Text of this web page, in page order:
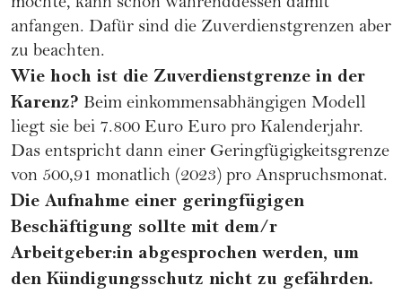
möchte, kann schon währenddessen damit
anfangen. Dafür sind die Zuverdienstgrenzen aber
zu beachten.
Wie hoch ist die Zuverdienstgrenze in der
Karenz? Beim einkommensabhängigen Modell
liegt sie bei 7.800 Euro Euro pro Kalenderjahr.
Das entspricht dann einer Geringfügigkeitsgrenze
von 500,91 monatlich (2023) pro Anspruchsmonat.
Die Aufnahme einer geringfügigen
Beschäftigung sollte mit dem/r
Arbeitgeber:in abgesprochen werden, um
den Kündigungsschutz nicht zu gefährden.